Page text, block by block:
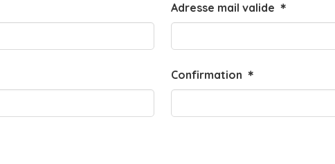
Adresse mail valide ＊
Confirmation ＊